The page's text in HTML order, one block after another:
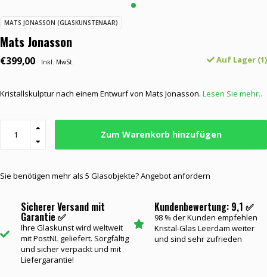
MATS JONASSON (GLASKUNSTENAAR)
Mats Jonasson
€399,00 Inkl. MwSt. Auf Lager (1)
Kristallskulptur nach einem Entwurf von Mats Jonasson. Lesen Sie mehr..
Zum Warenkorb hinzufügen
Sie benötigen mehr als 5 Glasobjekte? Angebot anfordern
Sicherer Versand mit
Garantie ✅
Ihre Glaskunst wird weltweit
mit PostNL geliefert. Sorgfältig
und sicher verpackt und mit
Liefergarantie!
Kundenbewertung: 9,1 ✅
98 % der Kunden empfehlen
Kristal-Glas Leerdam weiter
und sind sehr zufrieden